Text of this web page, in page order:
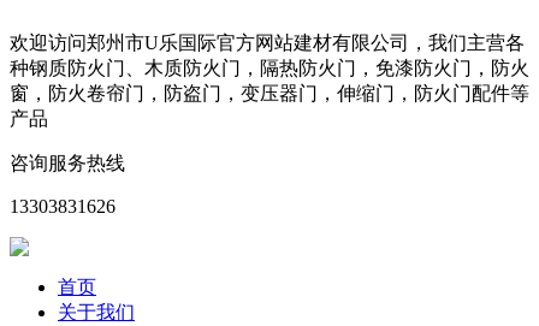
欢迎访问郑州市U乐国际官方网站建材有限公司，我们主营各
种钢质防火门、木质防火门，隔热防火门，免漆防火门，防火
窗，防火卷帘门，防盗门，变压器门，伸缩门，防火门配件等
产品
咨询服务热线
13303831626
首页
关于我们